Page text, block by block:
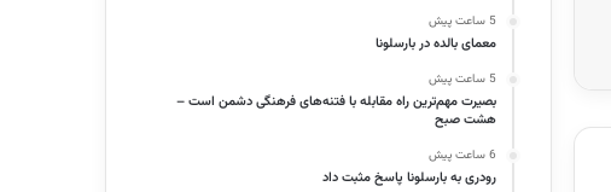
5 ساعت پیش
معمای بالده در بارسلونا
5 ساعت پیش
بصیرت مهم‌ترین راه مقابله با فتنه‌های فرهنگی دشمن است –
هشت صبح
6 ساعت پیش
رودری به بارسلونا پاسخ مثبت داد